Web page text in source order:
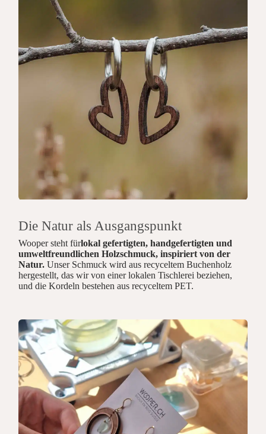
Die Natur als Ausgangspunkt
Wooper steht fürlokal gefertigten, handgefertigten und
umweltfreundlichen Holzschmuck, inspiriert von der
Natur. Unser Schmuck wird aus recyceltem Buchenholz
hergestellt, das wir von einer lokalen Tischlerei beziehen,
und die Kordeln bestehen aus recyceltem PET.